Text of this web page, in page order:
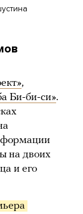
,
Би-би-си».
на двоих
и его